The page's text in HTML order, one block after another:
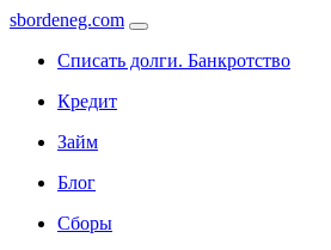
sbordeneg.com
Списать долги. Банкротство
Кредит
Займ
Блог
Сборы